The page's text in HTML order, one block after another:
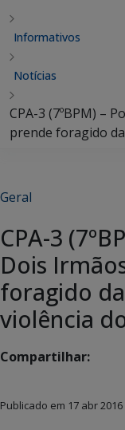
Informativos
Notícias
CPA-3 (7ºBPM) –
prende foragido
Geral
CPA-3
Dois
foragido
violência
Compartilhar:
Publicado em 17 abr 2016